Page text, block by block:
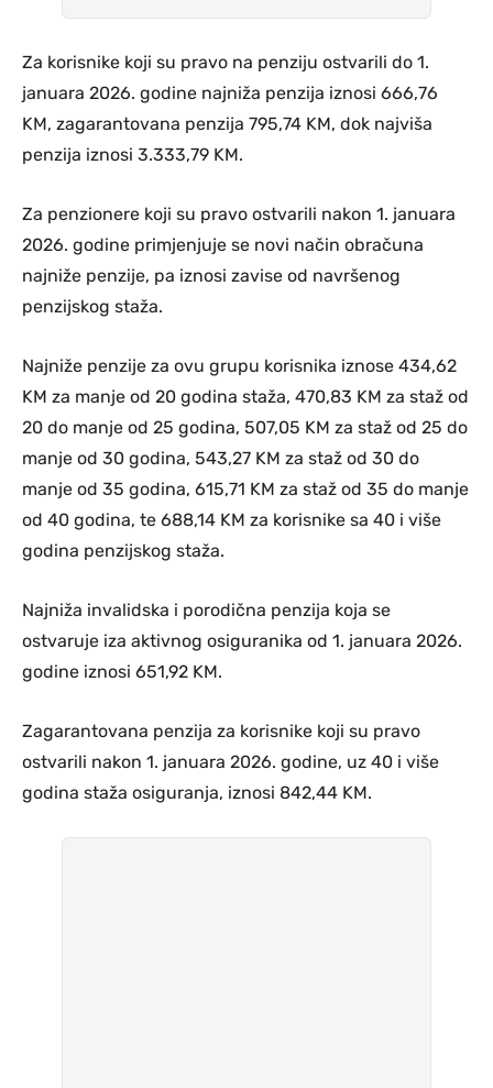
Za korisnike koji su pravo na penziju ostvarili do 1.
januara 2026. godine najniža penzija iznosi 666,76
KM, zagarantovana penzija 795,74 KM, dok najviša
penzija iznosi 3.333,79 KM.
Za penzionere koji su pravo ostvarili nakon 1. januara
2026. godine primjenjuje se novi način obračuna
najniže penzije, pa iznosi zavise od navršenog
penzijskog staža.
Najniže penzije za ovu grupu korisnika iznose 434,62
KM za manje od 20 godina staža, 470,83 KM za staž od
20 do manje od 25 godina, 507,05 KM za staž od 25 do
manje od 30 godina, 543,27 KM za staž od 30 do
manje od 35 godina, 615,71 KM za staž od 35 do manje
od 40 godina, te 688,14 KM za korisnike sa 40 i više
godina penzijskog staža.
Najniža invalidska i porodična penzija koja se
ostvaruje iza aktivnog osiguranika od 1. januara 2026.
godine iznosi 651,92 KM.
Zagarantovana penzija za korisnike koji su pravo
ostvarili nakon 1. januara 2026. godine, uz 40 i više
godina staža osiguranja, iznosi 842,44 KM.